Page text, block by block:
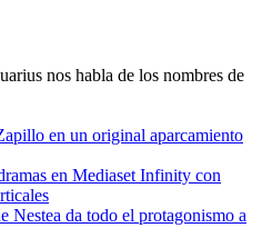
nos habla de los nombres de
en un original aparcamiento
en Mediaset Infinity con
Nestea da todo el protagonismo a